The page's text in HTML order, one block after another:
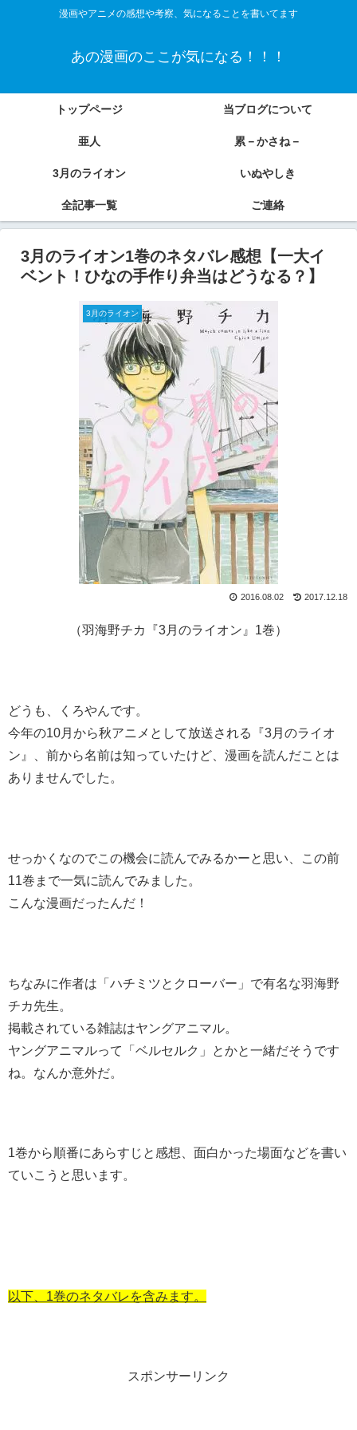
漫画やアニメの感想や考察、気になることを書いてます
あの漫画のここが気になる！！！
トップページ 当ブログについて
亜人 累－かさね－
3月のライオン いぬやしき
全記事一覧 ご連絡
3月のライオン1巻のネタバレ感想【一大イ
ベント！ひなの手作り弁当はどうなる？】
3月のライオン
2017.12.18
2016.08.02
（羽海野チカ『3月のライオン』1巻）
どうも、くろやんです。
今年の10月から秋アニメとして放送される『3月のライオ
ン』、前から名前は知っていたけど、漫画を読んだことは
ありませんでした。
せっかくなのでこの機会に読んでみるかーと思い、この前
11巻まで一気に読んでみました。
こんな漫画だったんだ！
ちなみに作者は「ハチミツとクローバー」で有名な羽海野
チカ先生。
掲載されている雑誌はヤングアニマル。
ヤングアニマルって「ベルセルク」とかと一緒だそうです
ね。なんか意外だ。
1巻から順番にあらすじと感想、面白かった場面などを書い
ていこうと思います。
以下、1巻のネタバレを含みます。
スポンサーリンク